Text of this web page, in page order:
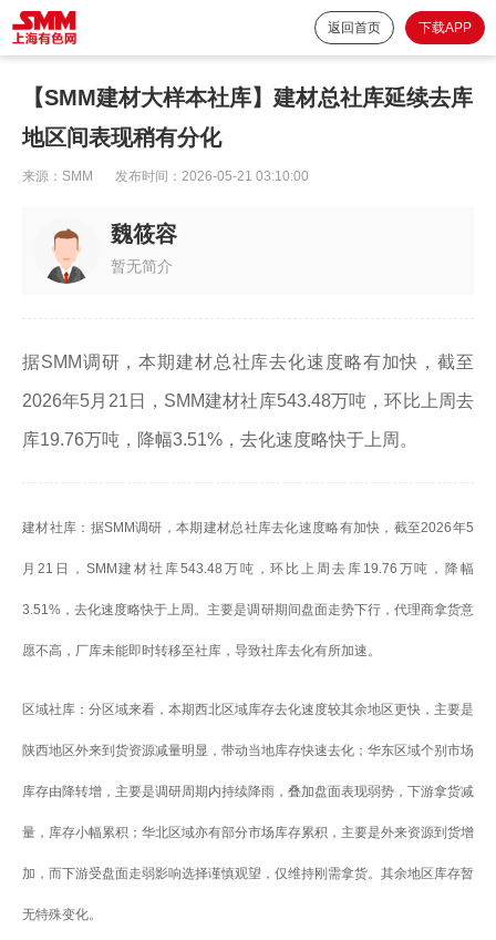
返回首页 下载APP
【SMM建材大样本社库】建材总社库延续去库
地区间表现稍有分化
来源： SMM 发布时间： 2026-05-21 03:10:00
魏筱容
暂无简介
据SMM调研，本期建材总社库去化速度略有加快，截至
2026年5月21日，SMM建材社库543.48万吨，环比上周去
库19.76万吨，降幅3.51%，去化速度略快于上周。
建材社库：据SMM调研，本期建材总社库去化速度略有加快，截至2026年5
月21日，SMM建材社库543.48万吨，环比上周去库19.76万吨，降幅
3.51%，去化速度略快于上周。主要是调研期间盘面走势下行，代理商拿货意
愿不高，厂库未能即时转移至社库，导致社库去化有所加速。
区域社库：分区域来看，本期西北区域库存去化速度较其余地区更快，主要是
陕西地区外来到货资源减量明显，带动当地库存快速去化；华东区域个别市场
库存由降转增，主要是调研周期内持续降雨，叠加盘面表现弱势，下游拿货减
量，库存小幅累积；华北区域亦有部分市场库存累积，主要是外来资源到货增
加，而下游受盘面走弱影响选择谨慎观望，仅维持刚需拿货。其余地区库存暂
无特殊变化。